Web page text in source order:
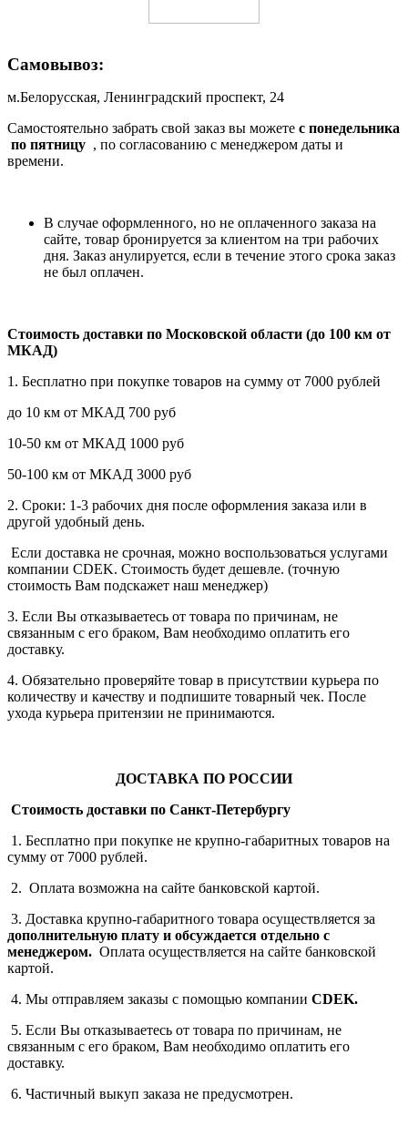
Самовывоз:
м.Белорусская, Ленинградский проспект, 24
Самостоятельно забрать свой заказ вы можете c понедельника
по пятницу , по согласованию с менеджером даты и
времени.
В случае оформленного, но не оплаченного заказа на
сайте, товар бронируется за клиентом на три рабочих
дня. Заказ анулируется, если в течение этого срока заказ
не был оплачен.
Стоимость доставки по Московской области (до 100 км от
МКАД)
1. Бесплатно при покупке товаров на сумму от 7000 рублей
до 10 км от МКАД 700 руб
10-50 км от МКАД 1000 руб
50-100 км от МКАД 3000 руб
2. Сроки: 1-3 рабочих дня после оформления заказа или в
другой удобный день.
Если доставка не срочная, можно воспользоваться услугами
компании СDEK. Стоимость будет дешевле. (точную
стоимость Вам подскажет наш менеджер)
3. Если Вы отказываетесь от товара по причинам, не
связанным с его браком, Вам необходимо оплатить его
доставку.
4. Обязательно проверяйте товар в присутствии курьера по
количеству и качеству и подпишите товарный чек. После
ухода курьера притензии не принимаются.
ДОСТАВКА ПО РОССИИ
Стоимость доставки по Санкт-Петербургу
1. Бесплатно при покупке не крупно-габаритных товаров на
сумму от 7000 рублей.
2. Оплата возможна на сайте банковской картой.
3. Доставка крупно-габаритного товара осуществляется за
дополнительную плату и обсуждается отдельно с
менеджером. Оплата осуществляется на сайте банковской
картой.
4. Мы отправляем заказы с помощью компании СDEK.
5. Если Вы отказываетесь от товара по причинам, не
связанным с его браком, Вам необходимо оплатить его
доставку.
6. Частичный выкуп заказа не предусмотрен.